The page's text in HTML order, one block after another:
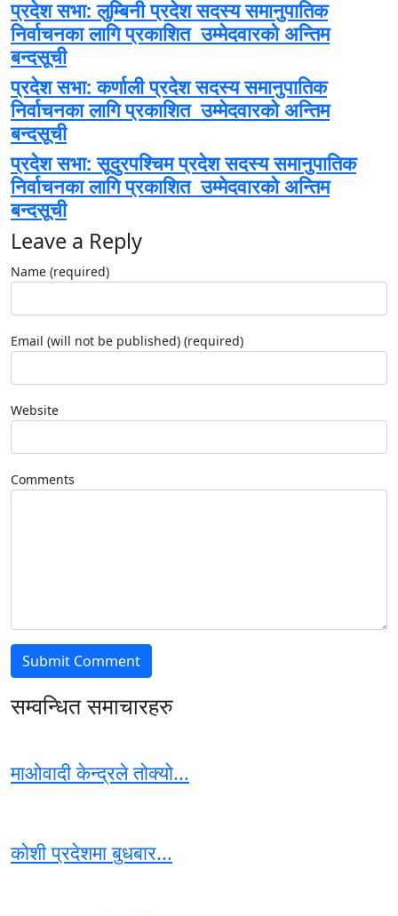
प्रदेश सभा: लुम्बिनी प्रदेश सदस्य समानुपातिक
निर्वाचनका लागि प्रकाशित उम्मेदवारको अन्तिम
बन्दसूची
प्रदेश सभा: कर्णाली प्रदेश सदस्य समानुपातिक
निर्वाचनका लागि प्रकाशित उम्मेदवारको अन्तिम
बन्दसूची
प्रदेश सभा: सूदुरपश्चिम प्रदेश सदस्य समानुपातिक
निर्वाचनका लागि प्रकाशित उम्मेदवारको अन्तिम
बन्दसूची
Leave a Reply
Name (required)
Email (will not be published) (required)
Website
Comments
सम्वन्धित समाचारहरु
माओवादी केन्द्रले तोक्यो...
कोशी प्रदेशमा बुधबार...